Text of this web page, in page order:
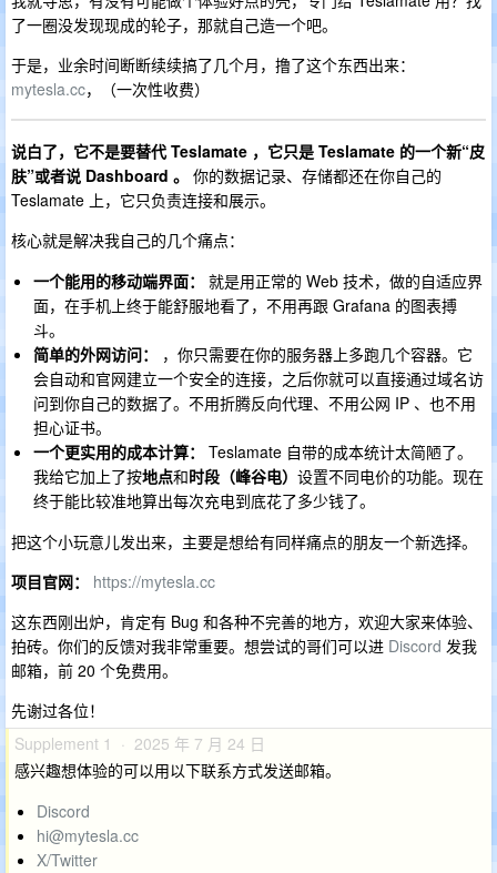
了一圈没发现现成的轮子，那就自己造一个吧。
于是，业余时间断断续续搞了几个月，撸了这个东西出来：
mytesla.cc，（一次性收费）
说白了，它不是要替代 Teslamate ，它只是 Teslamate 的一个新“皮
肤”或者说 Dashboard 。 你的数据记录、存储都还在你自己的
Teslamate 上，它只负责连接和展示。
核心就是解决我自己的几个痛点：
一个能用的移动端界面：
就是用正常的 Web 技术，做的自适应界
面，在手机上终于能舒服地看了，不用再跟 Grafana 的图表搏
斗。
简单的外网访问：
，你只需要在你的服务器上多跑几个容器。它
会自动和官网建立一个安全的连接，之后你就可以直接通过域名访
问到你自己的数据了。不用折腾反向代理、不用公网 IP 、也不用
担心证书。
一个更实用的成本计算：
Teslamate 自带的成本统计太简陋了。
我给它加上了按地点和时段（峰谷电） 设置不同电价的功能。现在
终于能比较准地算出每次充电到底花了多少钱了。
把这个小玩意儿发出来，主要是想给有同样痛点的朋友一个新选择。
项目官网：
https://mytesla.cc
这东西刚出炉，肯定有 Bug 和各种不完善的地方，欢迎大家来体验、
拍砖。你们的反馈对我非常重要。想尝试的哥们可以进 Discord 发我
邮箱，前 20 个免费用。
先谢过各位！
Supplement 1 · 2025 年 7 月 24 日
感兴趣想体验的可以用以下联系方式发送邮箱。
Discord
hi@mytesla.cc
X/Twitter